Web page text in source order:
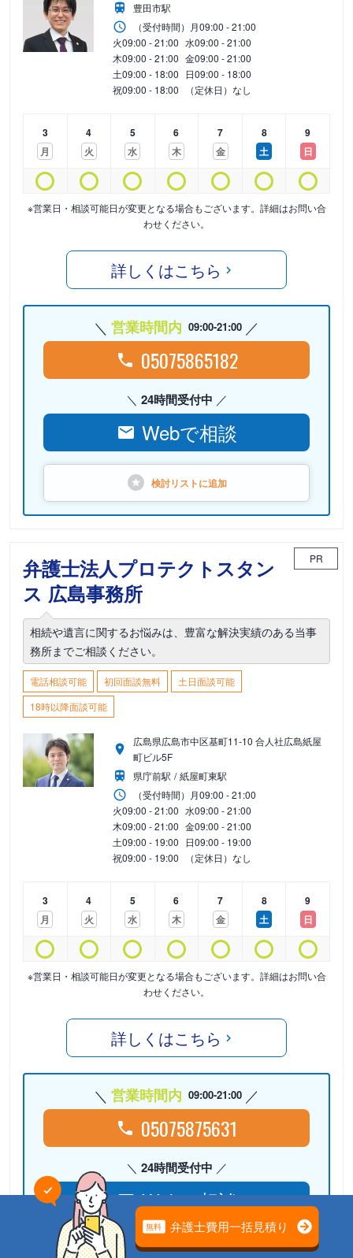
豊田市駅
（受付時間） 月09:00 - 21:00
火09:00 - 21:00 水09:00 - 21:00
木09:00 - 21:00 金09:00 - 21:00
土09:00 - 18:00 日09:00 - 18:00
祝09:00 - 18:00 （定休日）なし
3
月
4
火
5
水
6
木
7
金
8
土
9
日
※営業日・相談可能日が変更となる場合もございます。詳細はお問い合
わせください。
詳しくはこちら
営業時間内 09:00-21:00
05075865182
24時間受付中
Webで相談
検討リストに追加
弁護士法人プロテクトスタン
ス 広島事務所
PR
相続や遺言に関するお悩みは、豊富な解決実績のある当事
務所までご相談ください。
電話相談可能 初回面談無料
土日面談可能
18時以降面談可能
広島県広島市中区基町11-10 合人社広島紙屋
町ビル5F
県庁前駅
紙屋町東駅
（受付時間） 月09:00 - 21:00
火09:00 - 21:00 水09:00 - 21:00
木09:00 - 21:00 金09:00 - 21:00
土09:00 - 19:00 日09:00 - 19:00
祝09:00 - 19:00 （定休日）なし
3
月
4
火
5
水
6
木
7
金
8
土
9
日
※営業日・相談可能日が変更となる場合もございます。詳細はお問い合
わせください。
詳しくはこちら
営業時間内 09:00-21:00
05075875631
24時間受付中
Webで相談
検討リストに追加